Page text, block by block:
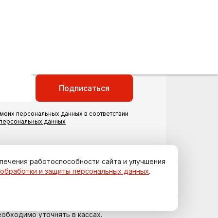
Подписаться
персональных данных в соответствии
данных
уточнять в кассах.
работоспособности сайта и улучшения
и защиты персональных данных.